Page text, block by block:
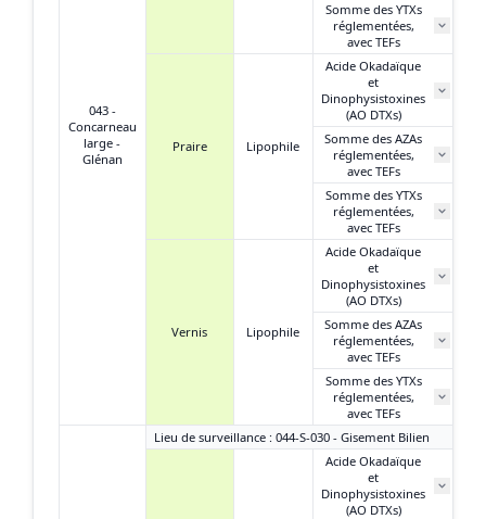
043 -
Concarneau
large -
Glénan
Somme des YTXs
réglementées,
avec TEFs
Praire Lipophile
Acide Okadaïque
et
Dinophysistoxines
(AO DTXs)
Somme des AZAs
réglementées,
avec TEFs
Somme des YTXs
réglementées,
avec TEFs
Vernis Lipophile
Acide Okadaïque
et
Dinophysistoxines
(AO DTXs)
Somme des AZAs
réglementées,
avec TEFs
Somme des YTXs
réglementées,
avec TEFs
Lieu de surveillance : 044-S-030 - Gisement Bilien
Acide Okadaïque
et
Dinophysistoxines
(AO DTXs)